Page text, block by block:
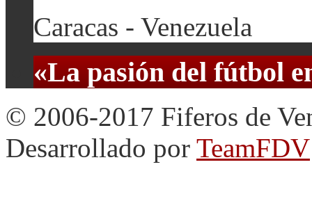
Caracas - Venezuela
«La pasión del fútbol
© 2006-2017 Fiferos de
Desarrollado por TeamFDV